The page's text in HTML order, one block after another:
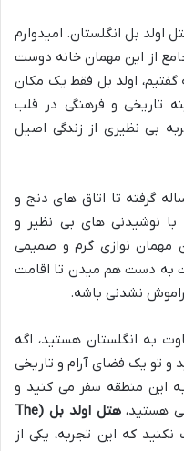
اولد بل انگلستان. امیدوارم
از این مهمان خانه دوست
گفتیم، اولد بل فقط یک مکان
تاریخی و فرهنگی در قلب
بی نظیری از زندگی اصیل
گرفته تا اتاق های دنج و
با نوشیدنی های بی نظیر و
مهمان نوازی گرم و صمیمی
به دست هم میدن تا اقامت
نشدنی باشه.
به انگلستان هستید، اگه
و تو یک فضای آرام و تاریخی
به این منطقه سفر می کنید و
هستید،
هتل اولد بل (The
که این تجربه، یکی از